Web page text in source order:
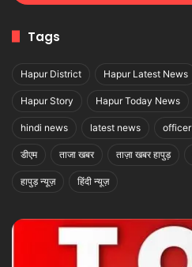
Tags
Hapur District Hapur Latest News
Hapur Story Hapur Today News
hindi news latest news officer
डीएम ताजा खबर ताज़ा खबर हापुड़
हापुड़ न्यूज़ हिंदी न्यूज़